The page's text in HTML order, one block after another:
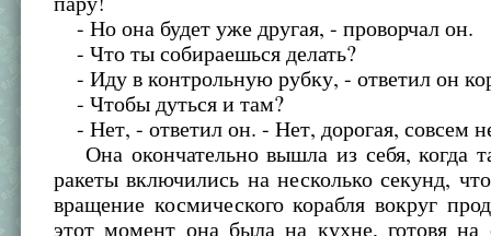
- Но она будет уже другая, - проворчал он.
- Что ты собираешься делать?
- Иду в контрольную рубку, - ответил он
- Чтобы дуться и там?
- Нет, - ответил он. - Нет, дорогая, совсем
Она окончательно вышла из себя, когда
ракеты включились на несколько секунд,
вращение космического корабля вокруг
этот момент она была на кухне, готовя на